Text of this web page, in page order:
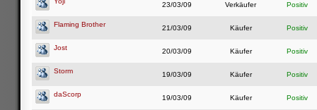
23/03/09 Verkäufer Positiv
Flaming Brother 21/03/09 Käufer Positiv
Jost 20/03/09 Käufer Positiv
Storm 19/03/09 Käufer Positiv
daScorp 19/03/09 Käufer Positiv